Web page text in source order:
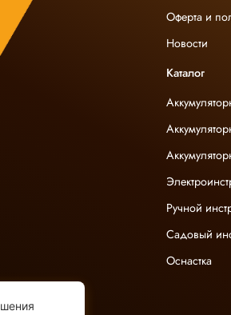
Оферта и
Новости
Каталог
Ручной
Садовый
Оснастка